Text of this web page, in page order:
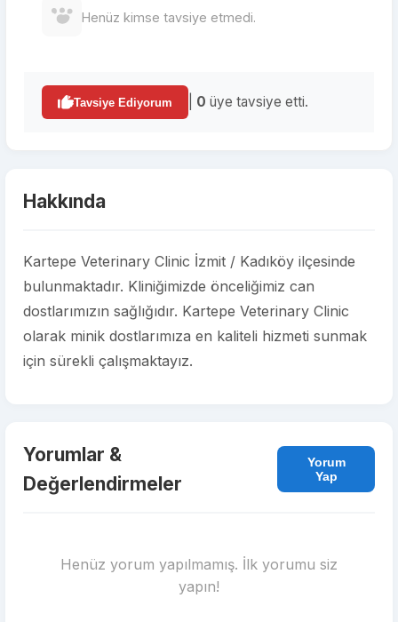
Henüz kimse tavsiye etmedi.
Tavsiye Ediyorum 0 üye tavsiye etti.
Hakkında
Kartepe Veterinary Clinic İzmit / Kadıköy ilçesinde
bulunmaktadır. Kliniğimizde önceliğimiz can
dostlarımızın sağlığıdır. Kartepe Veterinary Clinic
olarak minik dostlarımıza en kaliteli hizmeti sunmak
için sürekli çalışmaktayız.
Yorumlar &
Değerlendirmeler
Yorum
Yap
Henüz yorum yapılmamış. İlk yorumu siz
yapın!